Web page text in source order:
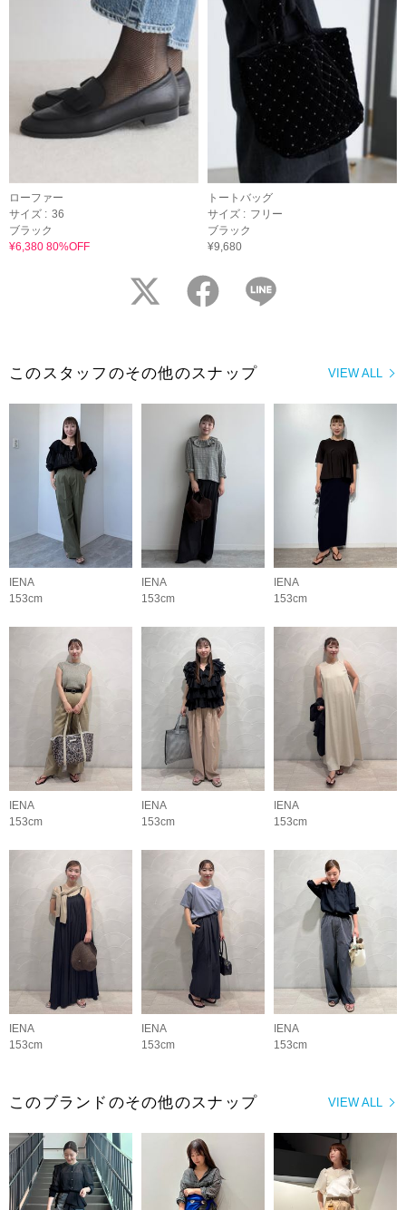
ローファー
サイズ : 36
ブラック
¥6,380 80%OFF
トートバッグ
サイズ : フリー
ブラック
¥9,680
twitter facebook
VIEW ALL
このスタッフのその他のスナップ
IENA
153cm
IENA
153cm
IENA
153cm
IENA
153cm
IENA
153cm
IENA
153cm
IENA
153cm
IENA
153cm
IENA
153cm
VIEW ALL
このブランドのその他のスナップ